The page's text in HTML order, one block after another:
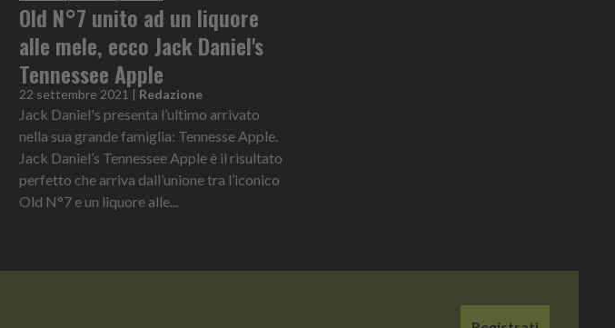
Old N°7 unito ad un liquore
alle mele, ecco Jack Daniel's
Tennessee Apple
22 settembre 2021 | Redazione
Jack Daniel's presenta l’ultimo arrivato
nella sua grande famiglia: Tennesse Apple.
Jack Daniel’s Tennessee Apple è il risultato
perfetto che arriva dall’unione tra l’iconico
Old N°7 e un liquore alle...